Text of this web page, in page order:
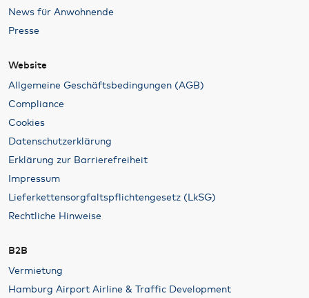
News für Anwohnende
Presse
Website
Allgemeine Geschäftsbedingungen (AGB)
Compliance
Cookies
Datenschutzerklärung
Erklärung zur Barrierefreiheit
Impressum
Lieferkettensorgfaltspflichtengesetz (LkSG)
Rechtliche Hinweise
B2B
Vermietung
Hamburg Airport Airline & Traffic Development